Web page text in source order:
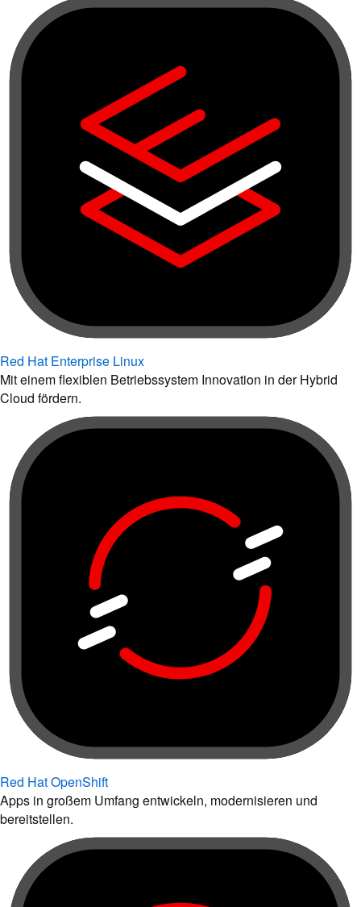
Red Hat Enterprise Linux
Mit einem flexiblen Betriebssystem Innovation in der Hybrid
Cloud fördern.
Red Hat OpenShift
Apps in großem Umfang entwickeln, modernisieren und
bereitstellen.